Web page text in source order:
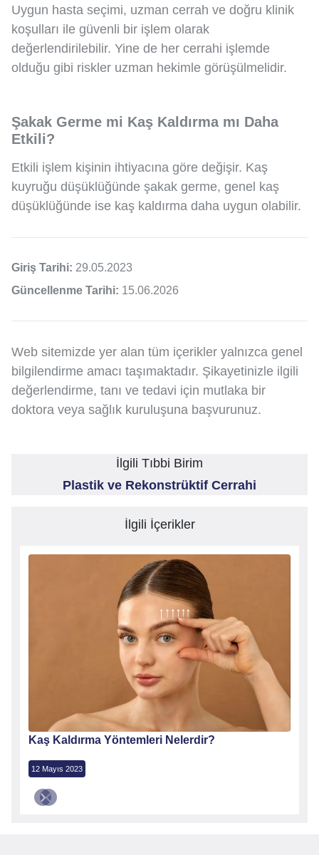
Uygun hasta seçimi, uzman cerrah ve doğru klinik
koşulları ile güvenli bir işlem olarak
değerlendirilebilir. Yine de her cerrahi işlemde
olduğu gibi riskler uzman hekimle görüşülmelidir.
Şakak Germe mi Kaş Kaldırma mı Daha
Etkili?
Etkili işlem kişinin ihtiyacına göre değişir. Kaş
kuyruğu düşüklüğünde şakak germe, genel kaş
düşüklüğünde ise kaş kaldırma daha uygun olabilir.
Giriş Tarihi: 29.05.2023
Güncellenme Tarihi: 15.06.2026
Web sitemizde yer alan tüm içerikler yalnızca genel
bilgilendirme amacı taşımaktadır. Şikayetinizle ilgili
değerlendirme, tanı ve tedavi için mutlaka bir
doktora veya sağlık kuruluşuna başvurunuz.
İlgili Tıbbi Birim
Plastik ve Rekonstrüktif Cerrahi
İlgili İçerikler
Kaş Kaldırma Yöntemleri Nelerdir?
12 Mayıs 2023